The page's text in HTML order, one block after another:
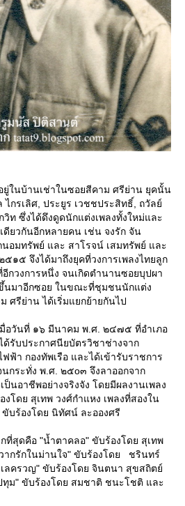
ยู่ในบ้านเช่าในซอยสีคาม ศรีย่าน ยุคนั้น
กรเลิศ, ประยูร เวชชประสิทธิ์, ถวัลย์
ท ซึ่งได้ดึงดูดนักแต่งเพลงทั้งใหม่และ
ดียวกันอีกหลายคน เช่น จงรัก จัน
อมทรัพย์ และ สาโรจน์ เสมทรัพย์ และ
๑๕ จึงได้มาถึงยุคที่วงการเพลงไทยลูก
อีกวงการหนึ่ง จนเกิดตำนานซอยบุปผา
นมาอีกซอย ในขณะที่ชุมชนนักแต่ง
ศรีย่าน ได้เริ่มแยกย้ายกันไป
มื่อวันที่ ๑๖ มีนาคม พ.ศ. ๒๔๗๕ ที่อำเภอ
รับประกาศนียบัตรวิชาช่างจาก
ฟ้า กองทัพเรือ และได้เข้ารับราชการ
นกระทั่ง พ.ศ. ๒๕o๓ จึงลาออกจาก
ป็นอาชีพอย่างจริงจัง โดยมีผลงานเพลง
โดย สุเทพ วงศ์กำแหง เพลงที่สองใน
บร้องโดย นิทัศน์ ละอองศรี
ที่สุดคือ "น้ำตาคลอ" ขับร้องโดย สุเทพ
ากรักในม่านใจ" ขับร้องโดย ชรินทร์
ครวญ" ขับร้องโดย จินตนา สุขสถิตย์
ทุม" ขับร้องโดย สมชาติ ชนะโชติ และ